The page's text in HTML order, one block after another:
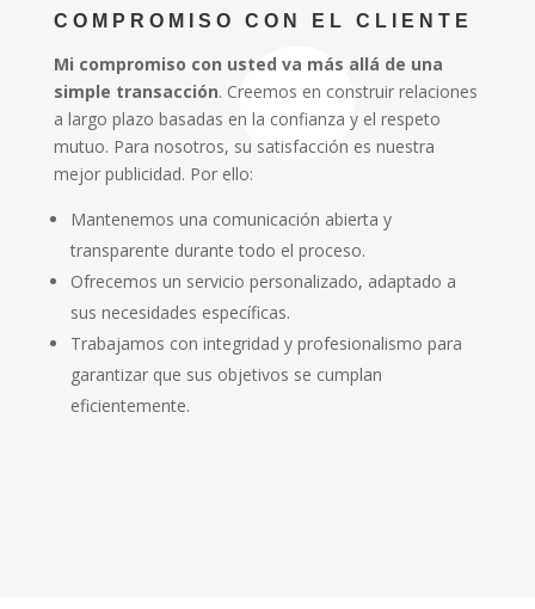
COMPROMISO CON EL CLIENTE
Mi compromiso con usted va más allá de una
simple transacción. Creemos en construir relaciones
a largo plazo basadas en la confianza y el respeto
mutuo. Para nosotros, su satisfacción es nuestra
mejor publicidad. Por ello:
Mantenemos una comunicación abierta y
transparente durante todo el proceso.
Ofrecemos un servicio personalizado, adaptado a
sus necesidades específicas.
Trabajamos con integridad y profesionalismo para
garantizar que sus objetivos se cumplan
eficientemente.